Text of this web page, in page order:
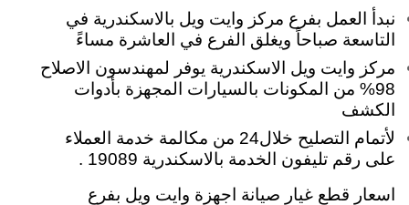
نبدأ العمل بفرع مركز وايت ويل بالاسكندرية في
التاسعة صباحاً ويغلق الفرع في العاشرة مساءً
مركز وايت ويل الاسكندرية يوفر لمهندسون الاصلاح
98% من المكونات بالسيارات المجهزة بأدوات
الكشف
لأتمام التصليح خلال24 من مكالمة خدمة العملاء
على رقم تليفون الخدمة بالاسكندرية 19089 .
اسعار قطع غيار صيانة اجهزة وايت ويل بفرع